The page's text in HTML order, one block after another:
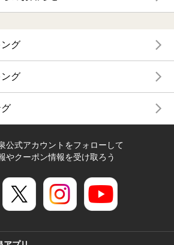
グ
グ
公式アカウントをフォローして
やクーポン情報を受け取ろう